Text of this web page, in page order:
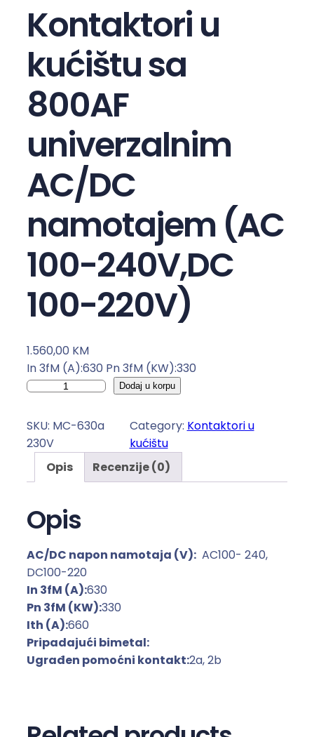
Kontaktori u
kućištu sa
800AF
univerzalnim
AC/DC
namotajem (AC
100-240V,DC
100-220V)
1.560,00 KM
In 3fM (A):630 Pn 3fM (KW):330
K
n
t
o
r
u
k
u
ć
i
š
t
Dodaj u korpu
SKU: MC-630a
230V
Category: Kontaktori u
kućištu
Opis
Recenzije (0)
Opis
AC/DC napon namotaja (V): AC100- 240,
DC100-220
In 3fM (A):630
Pn 3fM (KW):330
Ith (A):660
Pripadajući bimetal:
Ugrađen pomoćni kontakt:2a, 2b